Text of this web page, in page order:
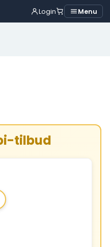
Login Menu
tilbud